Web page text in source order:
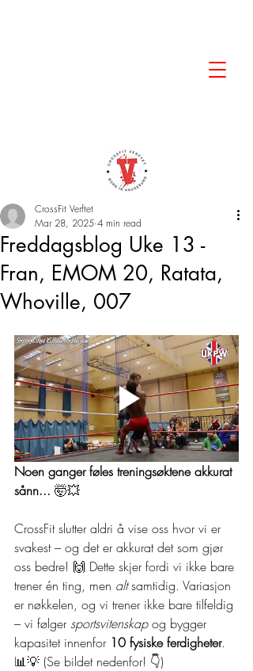
Freddagsblog Uke 13 -
Fran, EMOM 20, Ratata,
Whoville, 007
CrossFit Verftet
Mar 28, 2025 4 min read
Noen ganger føles treningsøktene akkurat
sånn... 🤯💥
CrossFit slutter aldri å vise oss hvor vi er
svakest – og det er akkurat det som gjør
oss bedre! 🙌 Dette skjer fordi vi ikke bare
trener én ting, men alt samtidig. Variasjon
er nøkkelen, og vi trener ikke bare tilfeldig
– vi følger sportsvitenskap og bygger
kapasitet innenfor 10 fysiske ferdigheter.
📊💡 (Se bildet nedenfor! 👇)